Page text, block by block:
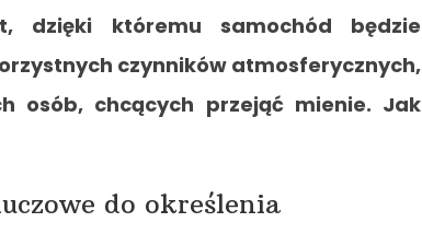
dzięki któremu samochód będzie
czynników atmosferycznych,
osób, chcących przejąć mienie. Jak
do określenia